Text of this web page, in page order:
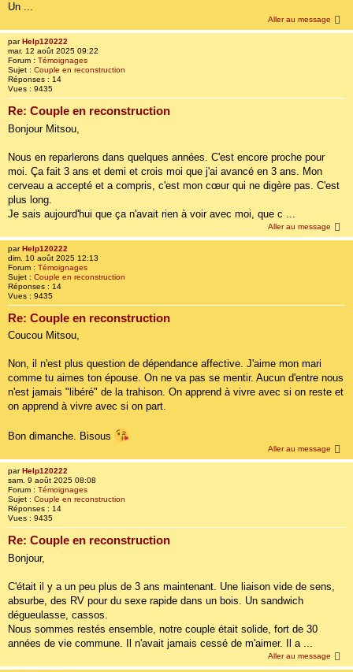
Un ...
Aller au message
parHelp120222
mar. 12 août 2025 09:22
Forum : Témoignages
Sujet : Couple en reconstruction
Réponses : 14
Vues : 9435
Re: Couple en reconstruction
Bonjour Mitsou,
Nous en reparlerons dans quelques années. C'est encore proche pour
moi. Ça fait 3 ans et demi et crois moi que j'ai avancé en 3 ans. Mon
cerveau a accepté et a compris, c'est mon cœur qui ne digère pas. C'est
plus long.
Je sais aujourd'hui que ça n'avait rien à voir avec moi, que c ...
Aller au message
parHelp120222
dim. 10 août 2025 12:13
Forum : Témoignages
Sujet : Couple en reconstruction
Réponses : 14
Vues : 9435
Re: Couple en reconstruction
Coucou Mitsou,
Non, il n'est plus question de dépendance affective. J'aime mon mari
comme tu aimes ton épouse. On ne va pas se mentir. Aucun d'entre nous
n'est jamais "libéré" de la trahison. On apprend à vivre avec si on reste et
on apprend à vivre avec si on part.
Bon dimanche. Bisous
Aller au message
parHelp120222
sam. 9 août 2025 08:08
Forum : Témoignages
Sujet : Couple en reconstruction
Réponses : 14
Vues : 9435
Re: Couple en reconstruction
Bonjour,
C'était il y a un peu plus de 3 ans maintenant. Une liaison vide de sens,
absurbe, des RV pour du sexe rapide dans un bois. Un sandwich
dégueulasse, cassos.
Nous sommes restés ensemble, notre couple était solide, fort de 30
années de vie commune. Il n'avait jamais cessé de m'aimer. Il a ...
Aller au message